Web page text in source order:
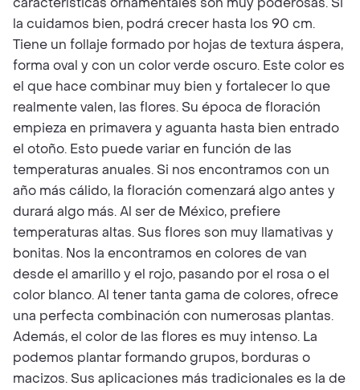
la cuidamos bien, podrá crecer hasta los 90 cm.
Tiene un follaje formado por hojas de textura áspera,
forma oval y con un color verde oscuro. Este color es
el que hace combinar muy bien y fortalecer lo que
realmente valen, las flores. Su época de floración
empieza en primavera y aguanta hasta bien entrado
el otoño. Esto puede variar en función de las
temperaturas anuales. Si nos encontramos con un
año más cálido, la floración comenzará algo antes y
durará algo más. Al ser de México, prefiere
temperaturas altas. Sus flores son muy llamativas y
bonitas. Nos la encontramos en colores de van
desde el amarillo y el rojo, pasando por el rosa o el
color blanco. Al tener tanta gama de colores, ofrece
una perfecta combinación con numerosas plantas.
Además, el color de las flores es muy intenso. La
podemos plantar formando grupos, borduras o
macizos. Sus aplicaciones más tradicionales es la de